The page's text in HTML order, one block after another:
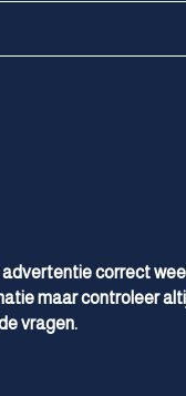
correct
maar controleer
vragen.